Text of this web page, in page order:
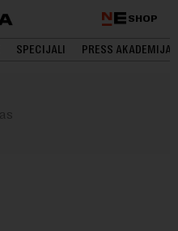
SHOP
SPECIJALI PRESS AKADEMIJA